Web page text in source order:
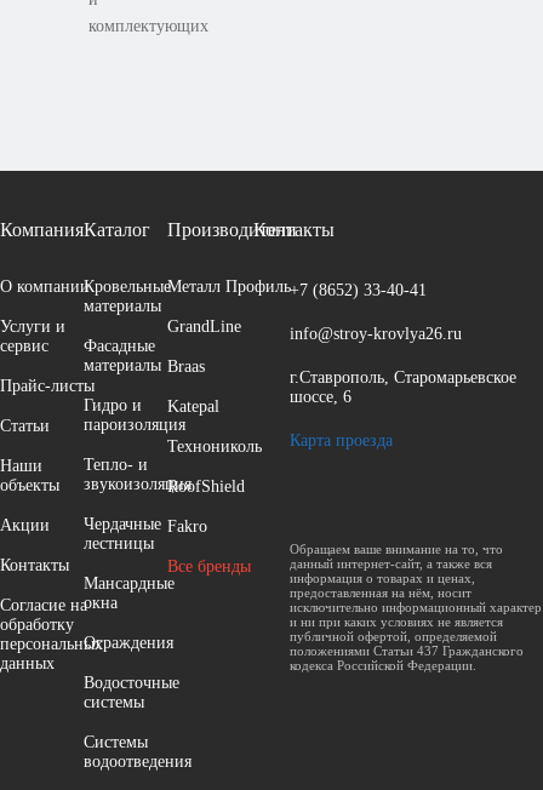
комплектующих
Компания
О компании
Услуги и
сервис
Прайс-листы
Cтатьи
Наши
объекты
Акции
Контакты
Согласие на
обработку
персональных
данных
Каталог
Кровельные
материалы
Фасадные
материалы
Гидро и
пароизоляция
Тепло- и
звукоизоляция
Чердачные
лестницы
Мансардные
окна
Ограждения
Водосточные
системы
Системы
водоотведения
Производители
Металл Профиль
GrandLine
Braas
Katepal
Технониколь
RoofShield
Fakro
Все бренды
Контакты
+7 (8652) 33-40-41
info@stroy-krovlya26.ru
г.Ставрополь, Старомарьевское
шоссе, 6
Карта проезда
Обращаем ваше внимание на то, что
данный интернет-сайт, а также вся
информация о товарах и ценах,
предоставленная на нём, носит
исключительно информационный характер
и ни при каких условиях не является
публичной офертой, определяемой
положениями Статьи 437 Гражданского
кодекса Российской Федерации.